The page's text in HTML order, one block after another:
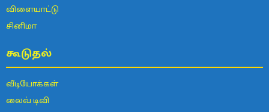
விளையாட்டு
சினிமா
கூடுதல்
வீடியோக்கள்
லைவ் டிவி